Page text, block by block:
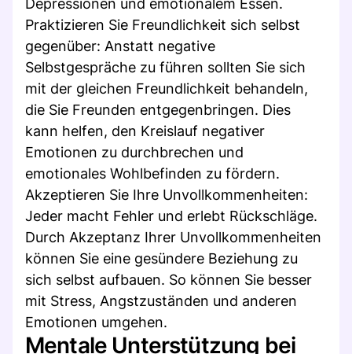
Depressionen und emotionalem Essen.
Praktizieren Sie Freundlichkeit sich selbst
gegenüber: Anstatt negative
Selbstgespräche zu führen sollten Sie sich
mit der gleichen Freundlichkeit behandeln,
die Sie Freunden entgegenbringen. Dies
kann helfen, den Kreislauf negativer
Emotionen zu durchbrechen und
emotionales Wohlbefinden zu fördern.
Akzeptieren Sie Ihre Unvollkommenheiten:
Jeder macht Fehler und erlebt Rückschläge.
Durch Akzeptanz Ihrer Unvollkommenheiten
können Sie eine gesündere Beziehung zu
sich selbst aufbauen. So können Sie besser
mit Stress, Angstzuständen und anderen
Emotionen umgehen.
Mentale Unterstützung bei